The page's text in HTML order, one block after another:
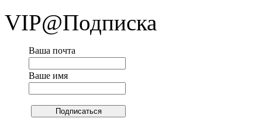
VIP@Подписка
Ваша почта
Ваше имя